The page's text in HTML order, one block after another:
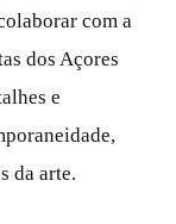
com a
dos Açores
e
da arte.